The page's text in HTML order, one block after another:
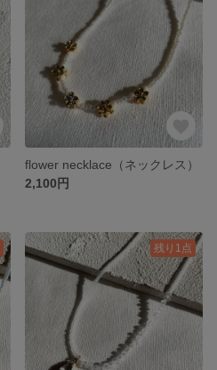
flower necklace（ネックレス）
2,100円
残り1点